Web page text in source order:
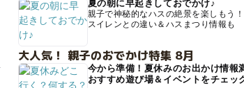
夏の朝に早起きしておでかけ♪
親子で神秘的なハスの絶景を楽しもう！
スイレンとの違い＆ハスまつり情報も
大人気！ 親子のおでかけ特集 8月
今から準備！夏休みのお出かけ情報
おすすめ遊び場＆イベントをチェッ